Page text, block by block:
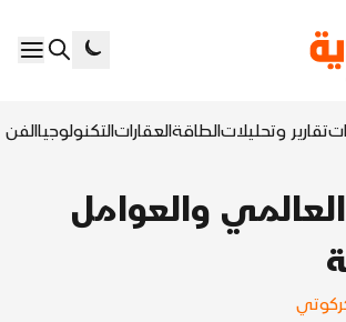
تقارير وتحليلاتالطاقةالعقاراتالتكنولوجياالفن
العالمي والعوامل